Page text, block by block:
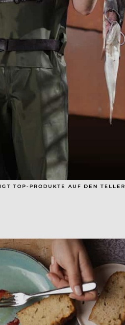
TOP-PRODUKTE AUF DEN TELLER